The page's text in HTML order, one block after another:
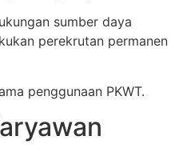
sumber daya
perekrutan permanen
penggunaan PKWT.